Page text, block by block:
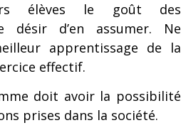
élèves le goût des
désir d’en assumer. Ne
apprentissage de la
effectif.
doit avoir la possibilité
prises dans la société.